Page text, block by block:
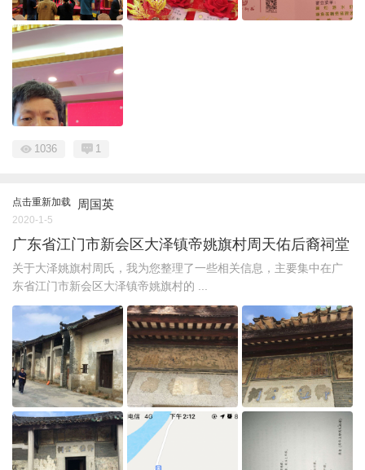
1036 1
点击重新加载 周国英
2020-1-5
广东省江门市新会区大泽镇帝姚旗村周天佑后裔祠堂
关于大泽姚旗村周氏，我为您整理了一些相关信息，主要集中在广
东省江门市新会区大泽镇帝姚旗村的 ...